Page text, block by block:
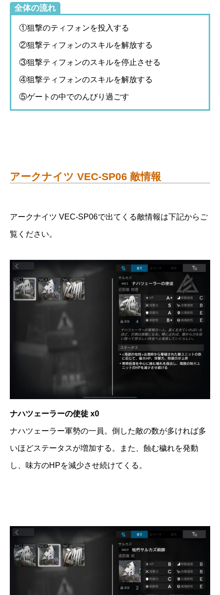
全体の流れ
①狙撃のティフォンを投入する
②狙撃ティフォンのスキルを解放する
③狙撃ティフォンのスキルを停止させる
④狙撃ティフォンのスキルを解放する
⑤ゲートの中でのんびり過ごす
アークナイツ VEC-SP06 敵情報
アークナイツ VEC-SP06で出てくる敵情報は下記からご
覧ください。
ナハツェーラーの使徒 x0
ナハツェーラー軍勢の一員。倒した敵の数が多ければ多
いほどステータスが増加する。また、蝕む穢れを発動
し、味方のHPを減少させ続けてくる。